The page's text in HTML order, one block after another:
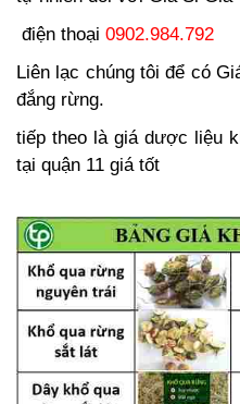
điện thoại 0902.984.792
Liên lạc chúng tôi để có
đắng rừng.
tiếp theo là giá dược liệu
tại quận 11 giá tốt